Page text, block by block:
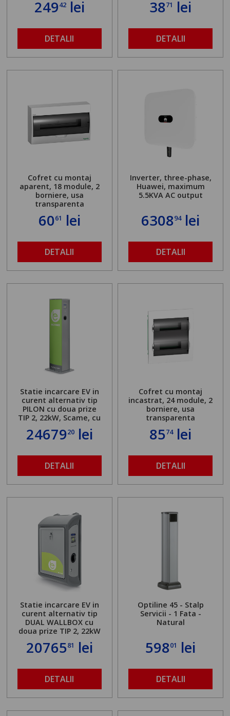
24942lei
DETALII
3871 lei
DETALII
Cofret cu montaj
aparent, 18 module, 2
borniere, usa
transparenta
6061 lei
DETALII
Inverter, three-phase,
Huawei, maximum
5.5KVA AC output
630894lei
DETALII
Statie incarcare EV in
curent alternativ tip
PILON cu doua prize
TIP 2, 22kW, Scame, cu
server local
2467920lei
DETALII
Cofret cu montaj
incastrat, 24 module, 2
borniere, usa
transparenta
8574lei
DETALII
Statie incarcare EV in
curent alternativ tip
DUAL WALLBOX cu
doua prize TIP 2, 22kW
2076581 lei
DETALII
Optiline 45 - Stalp
Servicii - 1 Fata -
Natural
59801 lei
DETALII